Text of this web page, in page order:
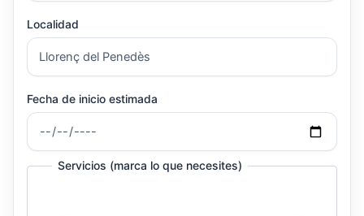
Localidad
Fecha de inicio estimada
Servicios (marca lo que necesites)